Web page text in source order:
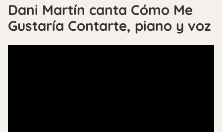
Dani Martín canta Cómo Me
Gustaría Contarte, piano y voz